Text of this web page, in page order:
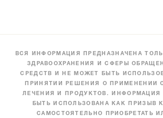
ВСЯ ИНФОРМАЦИЯ ПРЕДНАЗНАЧЕНА
ЗДРАВООХРАНЕНИЯ И СФЕРЫ
СРЕДСТВ И НЕ МОЖЕТ БЫТЬ
ПРИНЯТИИ РЕШЕНИЯ О ПРИМЕНЕНИИ
ЛЕЧЕНИЯ И ПРОДУКТОВ. ИНФОРМАЦИЯ
БЫТЬ ИСПОЛЬЗОВАНА КАК ПРИЗЫВ
САМОСТОЯТЕЛЬНО ПРИОБРЕТАТЬ